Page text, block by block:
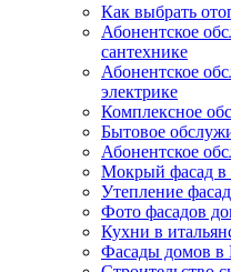
Как выбрать
Абонентское
сантехнике
Абонентское
электрике
Комплексное
Бытовое
Абонентское
Мокрый фасад
Утепление
Фото фасадов
Кухни в
Фасады домов